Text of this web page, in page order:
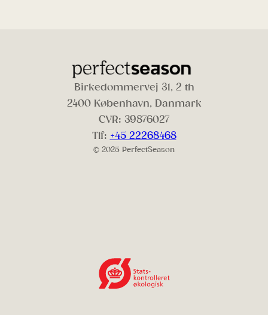
Birkedommervej 31, 2 th
2400 København, Danmark
CVR: 39876027
Tlf: +45 22268468
© 2025 PerfectSeason